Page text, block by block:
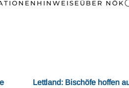
HINWEISE ÜBER NÖK
Lettland: Bischöfe hoffen